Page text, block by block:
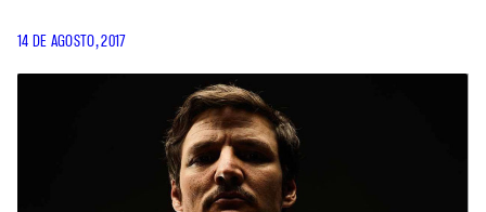
14 DE AGOSTO, 2017